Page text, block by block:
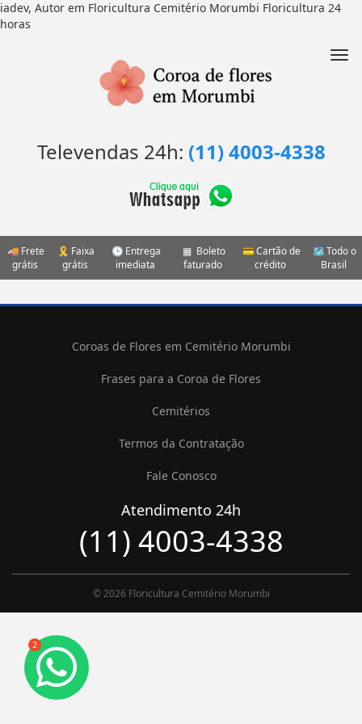
iadev, Autor em Floricultura Cemitério Morumbi Floricultura 24
horas
Televendas 24h: (11) 4003-4338
Frete
grátis
Faixa
grátis
Entrega
imediata
Boleto
faturado
Cartão de
crédito
Todo o
Brasil
2
Coroas de Flores em Cemitério Morumbi
Frases para a Coroa de Flores
Cemitérios
Termos da Contratação
Fale Conosco
Atendimento 24h
(11) 4003-4338
© 2026 Floricultura Cemitério Morumbi